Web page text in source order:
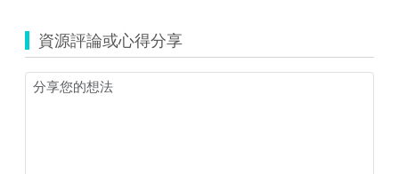
資源評論或心得分享